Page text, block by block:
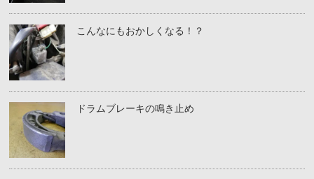
こんなにもおかしくなる！？
ドラムブレーキの鳴き止め